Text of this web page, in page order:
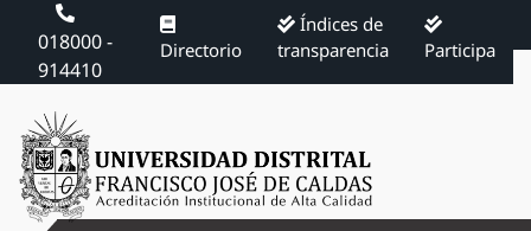
018000 -
914410
Directorio
Índices de
transparencia
Participa